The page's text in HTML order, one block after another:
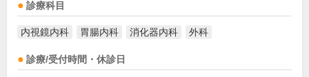
診療科目
内視鏡内科 胃腸内科 消化器内科 外科
診療/受付時間・休診日